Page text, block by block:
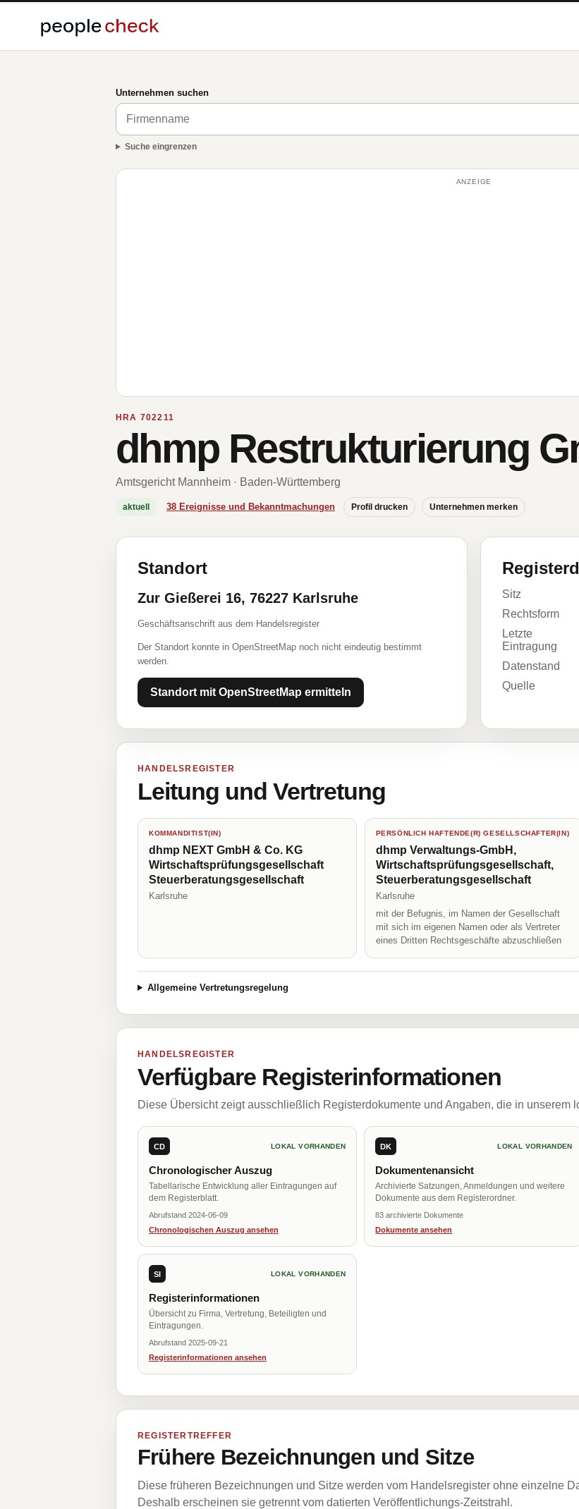
Unternehmen suchen
Suche eingrenzen
ANZEIGE
HRA 702211
dhmp Restrukturierung
Amtsgericht Mannheim · Baden-Württemberg
aktuell 38 Ereignisse und Bekanntmachungen Profil drucken Unternehmen merken
Standort
Zur Gießerei 16, 76227 Karlsruhe
Geschäftsanschrift aus dem Handelsregister
Der Standort konnte in OpenStreetMap noch nicht eindeutig bestimmt
werden.
Standort mit OpenStreetMap ermitteln
Sitz
Rechtsform
Letzte
Eintragung
Datenstand
Quelle
HANDELSREGISTER
Leitung und Vertretung
KOMMANDITIST(IN)
dhmp NEXT GmbH & Co. KG
Wirtschaftsprüfungsgesellschaft
Steuerberatungsgesellschaft
Karlsruhe
PERSÖNLICH HAFTENDE(R) GESELLSCHAFTER(IN)
dhmp Verwaltungs-GmbH,
Wirtschaftsprüfungsgesellschaft,
Steuerberatungsgesellschaft
Karlsruhe
mit der Befugnis, im Namen der Gesellschaft
mit sich im eigenen Namen oder als Vertreter
eines Dritten Rechtsgeschäfte abzuschließen
Allgemeine Vertretungsregelung
HANDELSREGISTER
Verfügbare Registerinformationen
Diese Übersicht zeigt ausschließlich Registerdokumente und Angaben, die in unserem
CD LOKAL VORHANDEN
Chronologischer Auszug
Tabellarische Entwicklung aller Eintragungen auf
dem Registerblatt.
Abrufstand 2024-06-09
Chronologischen Auszug ansehen
DK LOKAL VORHANDEN
Dokumentenansicht
Archivierte Satzungen, Anmeldungen und weitere
Dokumente aus dem Registerordner.
83 archivierte Dokumente
Dokumente ansehen
SI LOKAL VORHANDEN
Registerinformationen
Übersicht zu Firma, Vertretung, Beteiligten und
Eintragungen.
Abrufstand 2025-09-21
Registerinformationen ansehen
REGISTERTREFFER
Frühere Bezeichnungen und Sitze
Diese früheren Bezeichnungen und Sitze werden vom Handelsregister ohne einzelne
Deshalb erscheinen sie getrennt vom datierten Veröffentlichungs-Zeitstrahl.